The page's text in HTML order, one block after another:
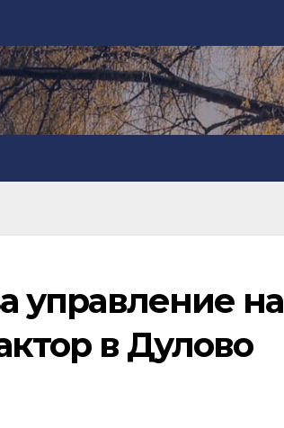
управление на
в Дулово